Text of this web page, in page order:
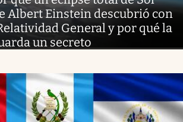
Albert Einstein descubrió con
General y por qué la
un secreto